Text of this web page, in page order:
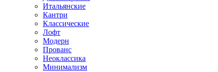
Итальянские
Кантри
Классические
Лофт
Модерн
Прованс
Неоклассика
Минимализм